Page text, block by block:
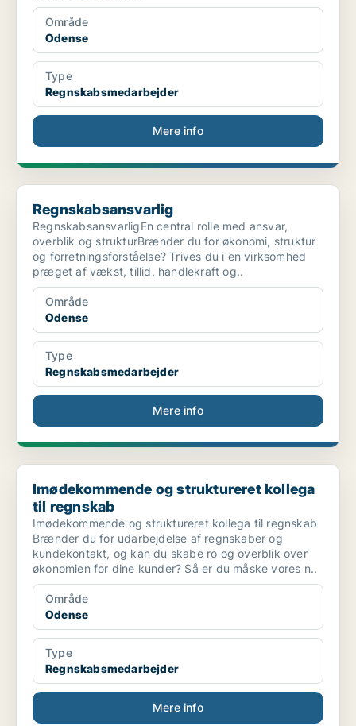
Område
Odense
Type
Regnskabsmedarbejder
Mere info
Regnskabsansvarlig
Regnskabsansvarlig
RegnskabsansvarligEn central rolle med ansvar,
overblik og strukturBrænder du for økonomi, struktur
og forretningsforståelse? Trives du i en virksomhed
præget af vækst, tillid, handlekraft og..
Område
Odense
Type
Regnskabsmedarbejder
Mere info
Imødekommende og struktureret kollega til regnskab
Imødekommende og struktureret kollega
til regnskab
Imødekommende og struktureret kollega til regnskab
Brænder du for udarbejdelse af regnskaber og
kundekontakt, og kan du skabe ro og overblik over
økonomien for dine kunder? Så er du måske vores n..
Område
Odense
Type
Regnskabsmedarbejder
Mere info